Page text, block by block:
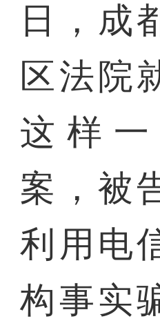
日，成
区法院
这样
案，被
利用电
构事实